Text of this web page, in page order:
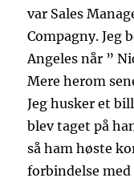
var Sales
Compagny. Jeg
Angeles når ”
Mere herom
Jeg husker et
blev taget på
så ham høste
forbindelse